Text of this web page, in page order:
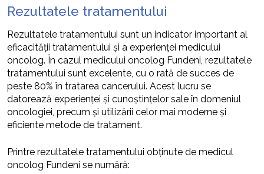
Rezultatele tratamentului
Rezultatele tratamentului sunt un indicator important al
eficacității tratamentului și a experienței medicului
oncolog. În cazul medicului oncolog Fundeni, rezultatele
tratamentului sunt excelente, cu o rată de succes de
peste 80% în tratarea cancerului. Acest lucru se
datorează experienței și cunoștințelor sale în domeniul
oncologiei, precum și utilizării celor mai moderne și
eficiente metode de tratament.
Printre rezultatele tratamentului obținute de medicul
oncolog Fundeni se numără: